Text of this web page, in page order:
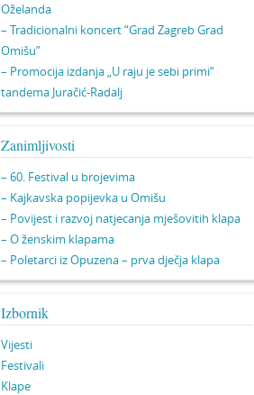
Oželanda
– Tradicionalni koncert “Grad Zagreb Grad
Omišu”
– Promocija izdanja „U raju je sebi primi“
tandema Juračić-Radalj
Zanimljivosti
– 60. Festival u brojevima
– Kajkavska popijevka u Omišu
– Povijest i razvoj natjecanja mješovitih klapa
– O ženskim klapama
– Poletarci iz Opuzena – prva dječja klapa
Izbornik
Vijesti
Festivali
Klape